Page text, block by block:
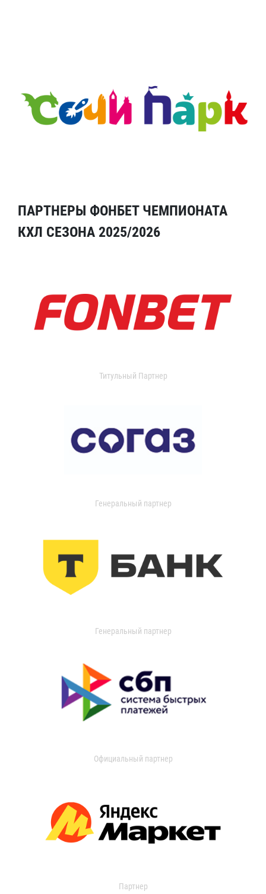
ПАРТНЕРЫ ФОНБЕТ ЧЕМПИОНАТА
КХЛ СЕЗОНА 2025/2026
Титульный Партнер
Генеральный партнер
Генеральный партнер
Официальный партнер
Партнер